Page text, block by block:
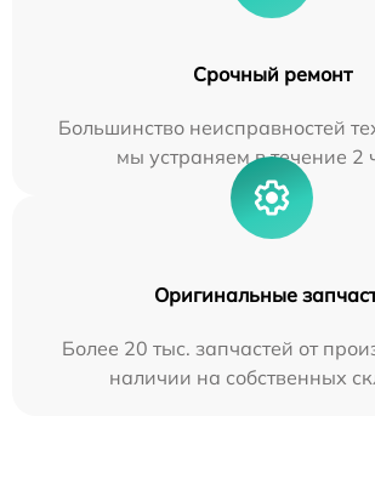
Срочный ремонт
Большинство неисправностей
мы устраняем в течение 2
Оригинальные
Более 20 тыс. запчастей от
наличии на собственных